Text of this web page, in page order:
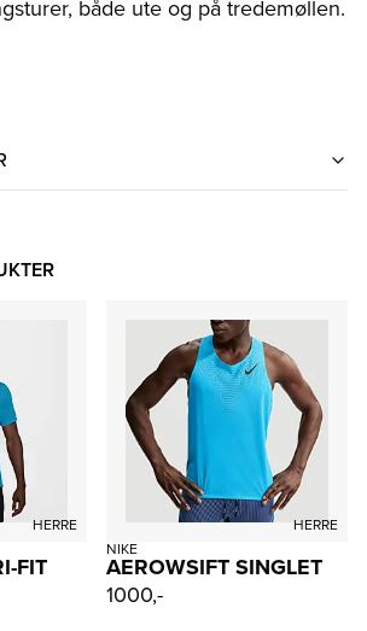
både ute og på tredemøllen.
HERRE
FIT
HERRE
NIKE
AEROWSIFT SINGLET
1000,-